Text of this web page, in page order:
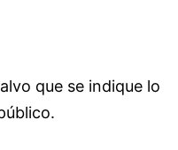
que se indique lo